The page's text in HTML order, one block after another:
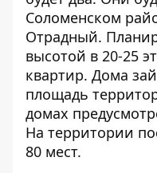
Соломенском
Отрадный.
высотой в 20-25
квартир. Дома
площадь
домах
На территории
80 мест.